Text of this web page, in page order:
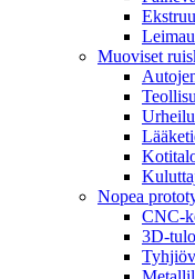
Muoviset
Nopea
CNC-
3D-